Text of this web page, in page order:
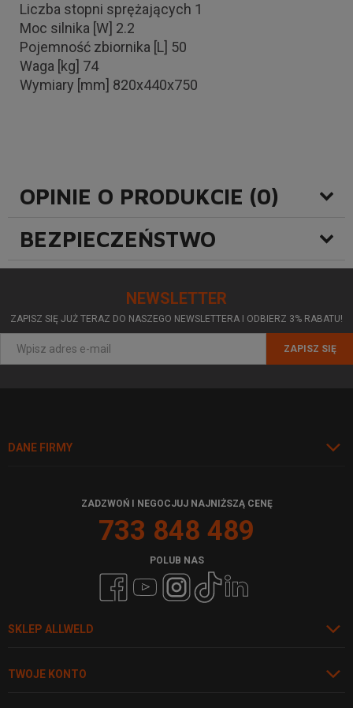
Liczba stopni sprężających 1
Moc silnika [W] 2.2
Pojemność zbiornika [L] 50
Waga [kg] 74
Wymiary [mm] 820x440x750
OPINIE O PRODUKCIE (0)
BEZPIECZEŃSTWO
NEWSLETTER
ZAPISZ SIĘ JUŻ TERAZ DO NASZEGO NEWSLETTERA I ODBIERZ 3% RABATU!
ZAPISZ SIĘ
DANE FIRMY
SKLEP ALLWELD
TWOJE KONTO
ZADZWOŃ I NEGOCJUJ NAJNIŻSZĄ CENĘ
733 848 489
POLUB NAS